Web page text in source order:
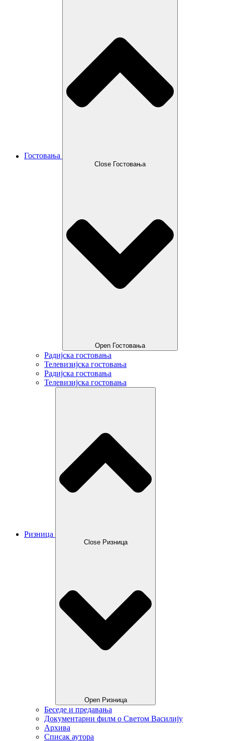
Гостовања
Close Гостовања
Open Гостовања
Радијска гостовања
Телевизијска гостовања
Радијска гостовања
Телевизијска гостовања
Ризница
Close Ризница
Open Ризница
Беседе и предавања
Документарни филм о Светом Василију
Архива
Списак аутора